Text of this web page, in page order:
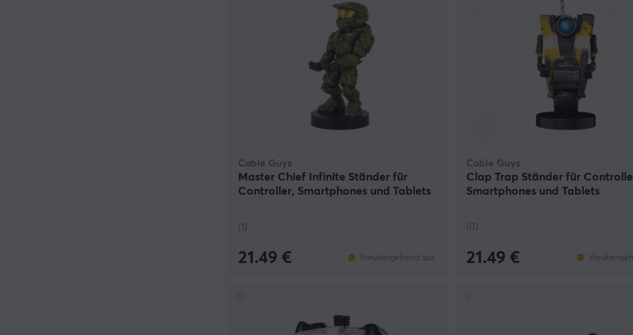
Cable Guys
Master Chief Infinite Ständer für
Controller, Smartphones und Tablets
(1)
21.49 € Vorübergehend aus
Cable Guys
Clap Trap Ständer für
Smartphones und Tablets
(0)
21.49 €